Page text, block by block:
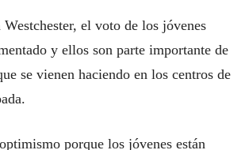
el voto de los jóvenes
y ellos son parte importante de
se vienen haciendo en los centros de
porque los jóvenes están